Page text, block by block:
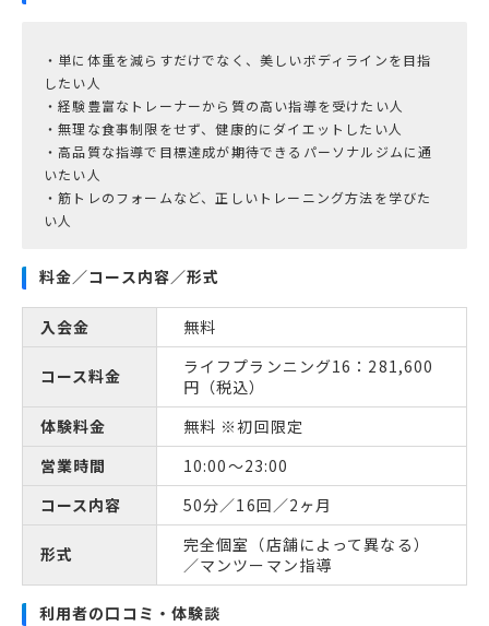
・単に体重を減らすだけでなく、美しいボディラインを目指
したい人
・経験豊富なトレーナーから質の高い指導を受けたい人
・無理な食事制限をせず、健康的にダイエットしたい人
・高品質な指導で目標達成が期待できるパーソナルジムに通
いたい人
・筋トレのフォームなど、正しいトレーニング方法を学びた
料金／コース内容／形式
入会金 無料
コース料金
ライフプランニング16：281,600
円（税込）
体験料金
無料 ※初回限定
営業時間
10:00～23:00
コース内容
50分／16回／2ヶ月
形式
完全個室（店舗によって異なる）
／マンツーマン指導
利用者の口コミ・体験談